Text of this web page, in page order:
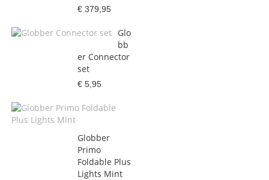
€ 379,95
Glo
bb
er Connector
set
€ 5,95
Globber
Primo
Foldable Plus
Lights Mint